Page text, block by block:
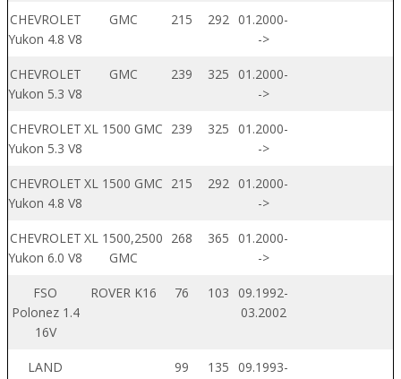
CHEVROLET
Yukon 4.8 V8
GMC 215 292 01.2000-
->
CHEVROLET
Yukon 5.3 V8
GMC 239 325
01.2000-
->
CHEVROLET
Yukon 5.3 V8
XL 1500 GMC 239 325 01.2000-
->
CHEVROLET
Yukon 4.8 V8
XL 1500 GMC 215 292
01.2000-
->
CHEVROLET
Yukon 6.0 V8
XL 1500,2500
GMC
268 365 01.2000-
->
FSO
Polonez 1.4
16V
ROVER K16 76 103
09.1992-
03.2002
LAND
99 135 09.1993-